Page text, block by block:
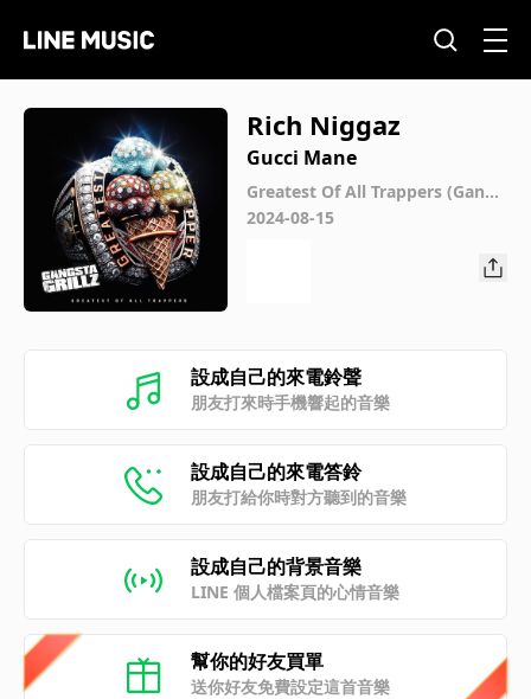
Rich Niggaz
Gucci Mane
Greatest Of All Trappers (Gangs
ta Grillz Edition)
2024-08-15
設成自己的來電鈴聲
朋友打來時手機響起的音樂
設成自己的來電答鈴
朋友打給你時對方聽到的音樂
設成自己的背景音樂
LINE 個人檔案頁的心情音樂
幫你的好友買單
送你好友免費設定這首音樂